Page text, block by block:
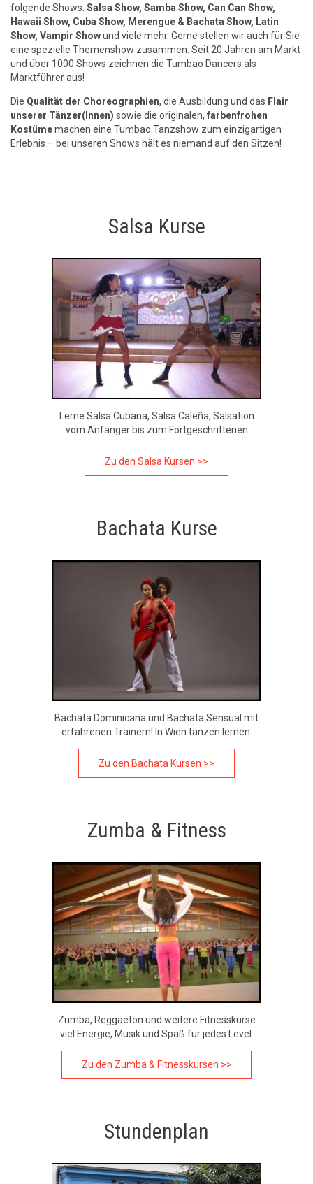
folgende Shows: Salsa Show, Samba Show, Can Can Show,
Hawaii Show, Cuba Show, Merengue & Bachata Show, Latin
Show, Vampir Showund viele mehr. Gerne stellen wir auch für Sie
eine spezielle Themenshow zusammen. Seit 20 Jahren am Markt
und über 1000 Shows zeichnen die Tumbao Dancers als
Marktführer aus!
Die Qualität der Choreographien, die Ausbildung und das Flair
unserer Tänzer(Innen) sowie die originalen, farbenfrohen
Kostümemachen eine Tumbao Tanzshow zum einzigartigen
Erlebnis – bei unseren Shows hält es niemand auf den Sitzen!
Salsa Kurse
Lerne Salsa Cubana, Salsa Caleña, Salsation
vom Anfänger bis zum Fortgeschrittenen
Zu den Salsa Kursen >>
Bachata Kurse
Bachata Dominicana und Bachata Sensual mit
erfahrenen Trainern! In Wien tanzen lernen.
Zu den Bachata Kursen >>
Zumba & Fitness
Zumba, Reggaeton und weitere Fitnesskurse
viel Energie, Musik und Spaß für jedes Level.
Zu den Zumba & Fitnesskursen >>
Stundenplan